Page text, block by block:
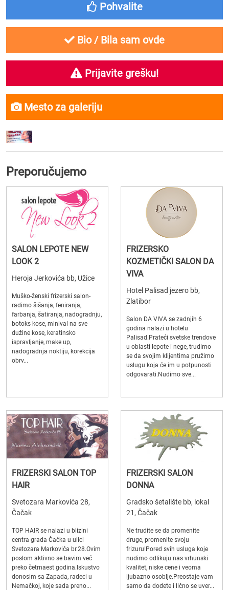
Pohvalite
Bio / Bila sam ovde
Prijavite grešku!
Mesto za galeriju
Preporučujemo
SALON LEPOTE NEW
LOOK 2
Heroja Jerkovića bb, Užice
Muško-ženski frizerski salon-
radimo šišanja, feniranja,
farbanja, šatiranja, nadogradnju,
botoks kose, minival na sve
dužine kose, keratinsko
ispravljanje, make up,
nadogradnja noktiju, korekcija
obrv...
FRIZERSKO
KOZMETIČKI SALON DA
VIVA
Hotel Palisad jezero bb,
Zlatibor
Salon DA VIVA se zadnjih 6
godina nalazi u hotelu
Palisad.Prateći svetske trendove
u oblasti lepote i nege, trudimo
se da svojim klijentima pružimo
uslugu koja će im u potpunosti
odgovarati.Nudimo sve...
FRIZERSKI SALON TOP
HAIR
Svetozara Markovića 28,
Čačak
TOP HAIR se nalazi u blizini
centra grada Čačka u ulici
Svetozara Markovića br.28.Ovim
poslom aktivno se bavim već
preko četrnaest godina.Iskustvo
donosim sa Zapada, radeci u
Nemačkoj, koje sada preno...
FRIZERSKI SALON
DONNA
Gradsko šetalište bb, lokal
21, Čačak
Ne trudite se da promenite
druge, promenite svoju
frizuru!Pored svih usluga koje
nudimo odlikuju nas vrhunski
kvalitet, niske cene i veoma
ljubazno osoblje.Preostaje vam
samo da dođete i lično se uver...